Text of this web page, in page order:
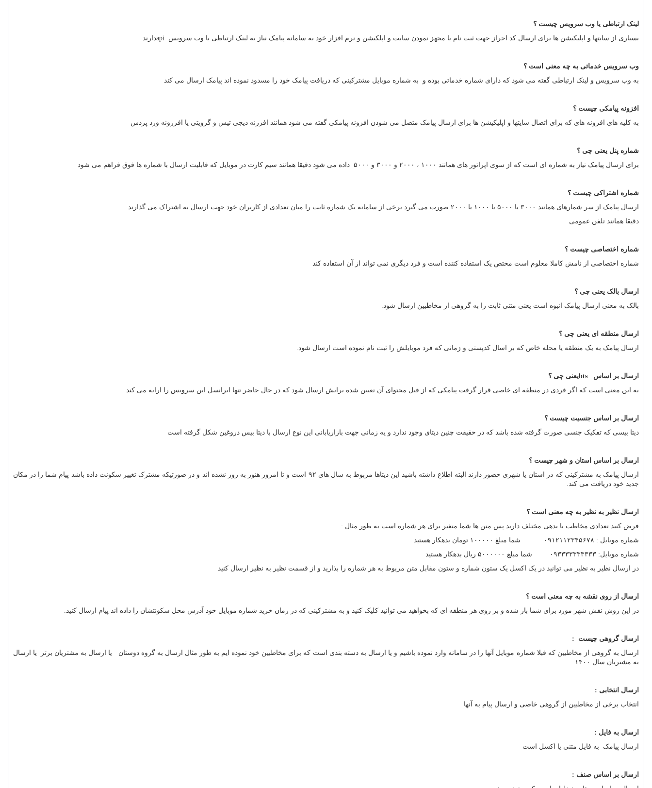
لینک ارتباطی یا وب سرویس چیست ؟
بسیاری از سایتها و اپلیکیشن ها برای ارسال کد احراز جهت ثبت نام یا مجهز نمودن سایت و اپلکیشن و نرم افزار خود به سامانه پیامک نیاز به لینک ارتباطی یا وب سرویس
apiدارند
وب سرویس خدماتی به چه معنی است ؟
به وب سرویس و لینک ارتباطی گفته می شود که دارای شماره خدماتی بوده و به شماره موبایل مشترکینی که دریافت پیامک خود را مسدود نموده اند پیامک ارسال می کند
افزونه پیامکی چیست ؟
به کلیه های افزونه های که برای اتصال سایتها و اپلیکیشن ها برای ارسال پیامک متصل می شودن افزونه پیامکی گفته می شود همانند افزرنه دیجی تیس و گرویتی یا افزرونه ورد پردس
شماره پنل یعنی چی ؟
برای ارسال پیامک نیاز به شماره ای است که از سوی اپراتور های همانند ۱۰۰۰ ، ۲۰۰۰ و ۳۰۰۰ و ۵۰۰۰ داده می شود دقیقا همانند سیم کارت در موبایل که قابلیت ارسال با شماره ها فوق فراهم می شود
شماره اشتراکی چیست ؟
ارسال پیامک از سر شمارهای همانند ۳۰۰۰ یا ۵۰۰۰ یا ۱۰۰۰ یا ۲۰۰۰ صورت می گیرد برخی از سامانه یک شماره ثابت را میان تعدادی از کاربران خود جهت ارسال به اشتراک می گذارند
دقیقا همانند تلفن عمومی
شماره اختصاصی چیست ؟
شماره اختصاصی از نامش کاملا معلوم است مختص یک استفاده کننده است و فرد دیگری نمی تواند از آن استفاده کند
ارسال بالک یعنی چی ؟
بالک به معنی ارسال پیامک انبوه است یعنی متنی ثابت را به گروهی از مخاطبین ارسال شود.
ارسال منطقه ای یعنی چی ؟
ارسال پیامک به یک منطقه یا محله خاص که بر اسال کدپستی و زمانی که فرد موبایلش را ثبت نام نموده است ارسال شود.
ارسال بر اساس btsیعنی چی ؟
به این معنی است که اگر فردی در منطقه ای خاصی قرار گرفت پیامکی که از قبل محتوای آن تعیین شده برایش ارسال شود که در حال حاضر تنها ایرانسل این سرویس را ارایه می کند
ارسال بر اساس جنسیت چیست ؟
دیتا بیسی که تفکیک جنسی صورت گرفته شده باشد که در حقیقت چنین دیتای وجود ندارد و یه زمانی جهت بازاریابانی این نوع ارسال با دیتا بیس دروغین شکل گرفته است
ارسال بر اساس استان و شهر چیست ؟
ارسال پیامک به مشترکینی که در استان یا شهری حضور دارند البته اطلاع داشته باشید این دیتاها مربوط به سال های ۹۲ است و تا امروز هنوز به روز نشده اند و در صورتیکه مشترک تغییر سکونت داده باشد پیام شما را در مکان
جدید خود دریافت می کند.
ارسال نظیر به نظیر به چه معنی است ؟
فرض کنید تعدادی مخاطب با بدهی مختلف دارید پس متن ها شما متغیر برای هر شماره است به طور مثال :
شماره موبایل : ۰۹۱۲۱۱۲۳۴۵۶۷۸ شما مبلغ ۱۰۰۰۰۰ تومان بدهکار هستید
شماره موبایل: ۰۹۳۳۳۳۳۳۳۳۳۳ شما مبلع ۵۰۰۰۰۰۰ ریال بدهکار هستید
در ارسال نظیر به نظیر می توانید در یک اکسل یک ستون شماره و ستون مقابل متن مربوط به هر شماره را بذارید و از قسمت نظیر به نظیر ارسال کنید
ارسال از روی نقشه به چه معنی است ؟
در این روش نقش شهر مورد برای شما باز شده و بر روی هر منطقه ای که بخواهید می توانید کلیک کنید و به مشترکینی که در زمان خرید شماره موبایل خود آدرس محل سکونتشان را داده اند پیام ارسال کنید.
ارسال گروهی چیست :
ارسال به گروهی از مخاطبین که قبلا شماره موبایل آنها را در سامانه وارد نموده باشیم و یا ارسال به دسته بندی است که برای مخاطبین خود نموده ایم به طور مثال ارسال به گروه دوستان یا ارسال به مشتریان برتر یا ارسال
به مشتریان سال ۱۴۰۰
ارسال انتخابی :
انتخاب برخی از مخاطبین از گروهی خاصی و ارسال پیام به آنها
ارسال به فایل :
ارسال پیامک به فایل متنی یا اکسل است
ارسال بر اساس صنف :